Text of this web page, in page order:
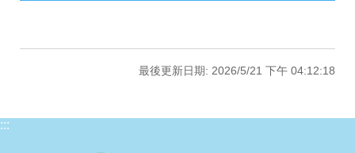
最後更新日期: 2026/5/21 下午 04:12:18
:::